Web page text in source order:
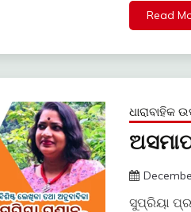
Read
ଧାରାବାହିକ
ସୁପ୍ରିୟା